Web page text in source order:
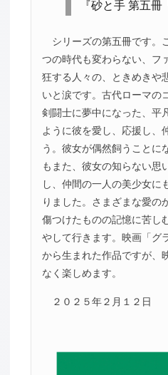
『砂と手 第五冊
シリーズの第五冊です。
つの時代も変わらない、フ
狂する人々の、ときめきや
いと涙です。古代ローマの
剣闘士に夢中になった、平
ように彼を愛し、応援し、
う。彼女が偶然飼うことに
もまた、彼女の知らない思
し、仲間の一人の美少女に
りました。さまざまな愛の
傷つけたものの記憶に苦し
やして行きます。映画「グ
から生まれた作品ですが、
なく楽しめます。
２０２５年２月１２日